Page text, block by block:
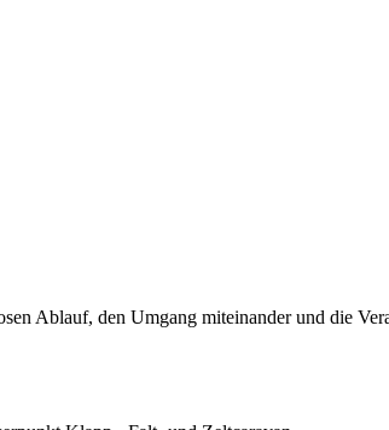
Ablauf, den Umgang miteinander und die